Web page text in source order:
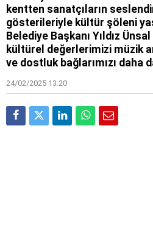
kentten sanatçıların
gösterileriyle kültür şöleni
Belediye Başkanı Yıldız
kültürel değerlerimizi müzik
ve dostluk bağlarımızı daha
24/02/2025 13:20